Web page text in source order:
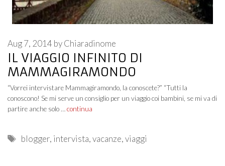
IL VIAGGIO INFINITO DI
MAMMAGIRAMONDO
Aug 7, 2014 byChiaradinome
“Vorrei intervistare Mammagiramondo, la conoscete?” “Tutti la
conoscono! Se mi serve un consiglio per un viaggio coi bambini, se mi va di
partire anche solo …continua
Tags
blogger, intervista,vacanze,viaggi